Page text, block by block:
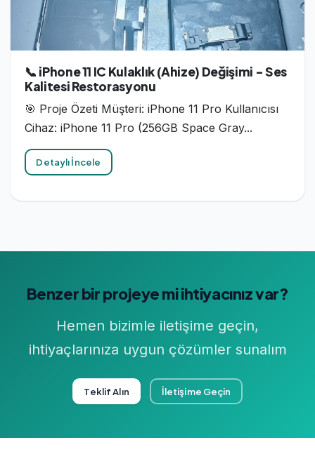
📞 iPhone 11 IC Kulaklık (Ahize) Değişimi - Ses
Kalitesi Restorasyonu
🎯 Proje Özeti Müşteri: iPhone 11 Pro Kullanıcısı
Cihaz: iPhone 11 Pro (256GB Space Gray...
Detaylı İncele
Benzer bir projeye mi ihtiyacınız var?
Hemen bizimle iletişime geçin,
ihtiyaçlarınıza uygun çözümler sunalım
Teklif Alın İletişime Geçin